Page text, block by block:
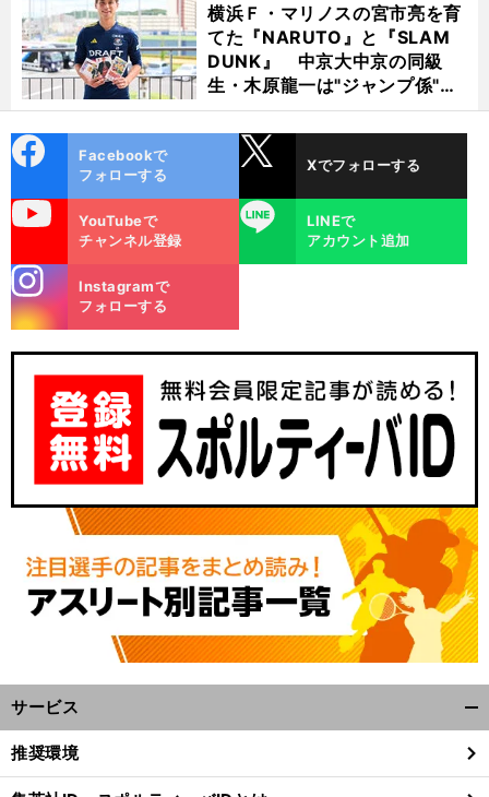
横浜Ｆ・マリノスの宮市亮を育
てた『NARUTO』と『SLAM
DUNK』 中京大中京の同級
生・木原龍一は"ジャンプ係"だ
った
ok
Facebookで
フォローする
Xでフォローする
YouTubeで
チャンネル登録
LINE
LINEで
アカウント追加
m
Instagramで
フォローする
サービス
閉
推奨環境